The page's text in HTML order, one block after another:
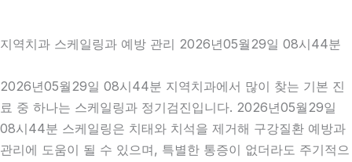
지역치과 스케일링과 예방 관리 2026년05월29일 08시44분
2026년05월29일 08시44분 지역치과에서 많이 찾는 기본 진
료 중 하나는 스케일링과 정기검진입니다. 2026년05월29일
08시44분 스케일링은 치태와 치석을 제거해 구강질환 예방과
관리에 도움이 될 수 있으며, 특별한 통증이 없더라도 주기적으